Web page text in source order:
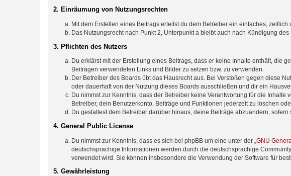
2. Einräumung von Nutzungsrechten
Mit dem Erstellen eines Beitrags erteilst du dem Betreiber ein einfaches,
Das Nutzungsrecht nach Punkt 2, Unterpunkt a bleibt auch nach Kündigung
3. Pflichten des Nutzers
Du erklärst mit der Erstellung eines Beitrags, dass er keine Inhalte enthält, die
Beiträgen verwendeten Links und Bilder zu setzen bzw. zu verwenden.
Der Betreiber des Boards übt das Hausrecht aus. Bei Verstößen gegen diese
oder dauerhaft von der Nutzung dieses Boards ausschließen und dir ein
Du nimmst zur Kenntnis, dass der Betreiber keine Verantwortung für die
Betreiber, dein Benutzerkonto, Beiträge und Funktionen jederzeit zu löschen
Du gestattest dem Betreiber darüber hinaus, deine Beiträge abzuändern,
4. General Public License
Du nimmst zur Kenntnis, dass es sich bei phpBB um eine unter der „ GNU
deutschsprachige Informationen werden durch die deutschsprachige
verwendet wird. Sie können insbesondere die Verwendung der Software für
5. Gewährleistung